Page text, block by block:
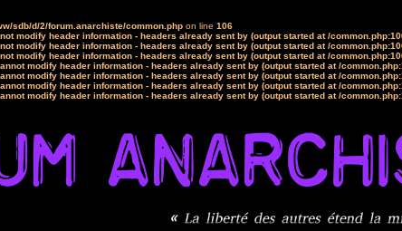
sdb/d/2/forum.anarchiste/common.php on line 106
modify header information - headers already sent by (output started at /
modify header information - headers already sent by (output started at /
modify header information - headers already sent by (output started at /
modify header information - headers already sent by (output started at /
modify header information - headers already sent by (output started at /
modify header information - headers already sent by (output started at /
modify header information - headers already sent by (output started at /